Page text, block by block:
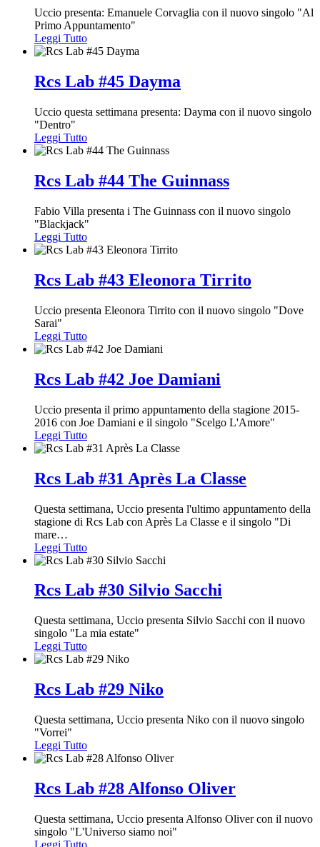
Uccio presenta: Emanuele Corvaglia con il nuovo singolo "Al
Primo Appuntamento"
Leggi Tutto
Rcs Lab #45 Dayma
Uccio questa settimana presenta: Dayma con il nuovo singolo
"Dentro"
Leggi Tutto
Rcs Lab #44 The Guinnass
Fabio Villa presenta i The Guinnass con il nuovo singolo
"Blackjack"
Leggi Tutto
Rcs Lab #43 Eleonora Tirrito
Uccio presenta Eleonora Tirrito con il nuovo singolo "Dove
Sarai"
Leggi Tutto
Rcs Lab #42 Joe Damiani
Uccio presenta il primo appuntamento della stagione 2015-
2016 con Joe Damiani e il singolo "Scelgo L'Amore"
Leggi Tutto
Rcs Lab #31 Après La Classe
Questa settimana, Uccio presenta l'ultimo appuntamento della
stagione di Rcs Lab con Après La Classe e il singolo "Di
mare…
Leggi Tutto
Rcs Lab #30 Silvio Sacchi
Questa settimana, Uccio presenta Silvio Sacchi con il nuovo
singolo "La mia estate"
Leggi Tutto
Rcs Lab #29 Niko
Questa settimana, Uccio presenta Niko con il nuovo singolo
"Vorrei"
Leggi Tutto
Rcs Lab #28 Alfonso Oliver
Questa settimana, Uccio presenta Alfonso Oliver con il nuovo
singolo "L'Universo siamo noi"
Leggi Tutto